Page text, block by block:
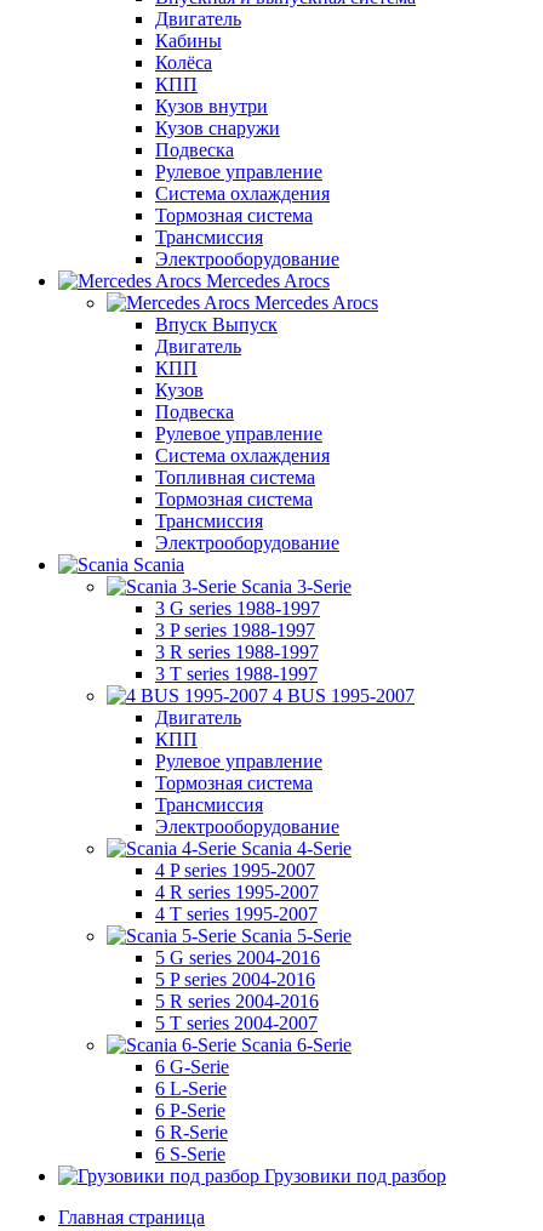
Двигатель
Кабины
Колёса
КПП
Кузов внутри
Кузов снаружи
Подвеска
Рулевое управление
Система охлаждения
Тормозная система
Трансмиссия
Электрооборудование
Mercedes Arocs
Mercedes Arocs
Впуск Выпуск
Двигатель
КПП
Кузов
Подвеска
Рулевое управление
Система охлаждения
Топливная система
Тормозная система
Трансмиссия
Электрооборудование
Scania
Scania 3-Serie
3 G series 1988-1997
3 P series 1988-1997
3 R series 1988-1997
3 T series 1988-1997
4 BUS 1995-2007
Двигатель
КПП
Рулевое управление
Тормозная система
Трансмиссия
Электрооборудование
Scania 4-Serie
4 P series 1995-2007
4 R series 1995-2007
4 T series 1995-2007
Scania 5-Serie
5 G series 2004-2016
5 P series 2004-2016
5 R series 2004-2016
5 T series 2004-2007
Scania 6-Serie
6 G-Serie
6 L-Serie
6 P-Serie
6 R-Serie
6 S-Serie
Грузовики под разбор
Главная страница